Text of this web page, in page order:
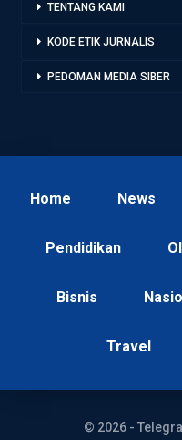
TENTANG KAMI
KODE ETIK JURNALIS
PEDOMAN MEDIA SIBER
Home News
Pendidikan
Bisnis
Travel
© 2026 -